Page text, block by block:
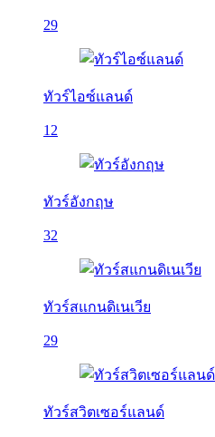
29
ทัวร์ไอซ์แลนด์
12
ทัวร์อังกฤษ
32
ทัวร์สแกนดิเนเวีย
29
ทัวร์สวิตเซอร์แลนด์